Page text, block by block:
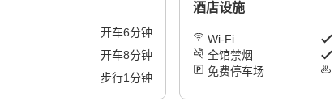
开车6分钟
开车8分钟
步行1分钟
酒店设施
Wi-Fi
全馆禁烟
免费停车场